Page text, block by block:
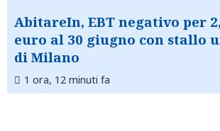
AbitareIn, EBT negativo per
euro al 30 giugno con stallo
di Milano
1 ora, 12 minuti fa